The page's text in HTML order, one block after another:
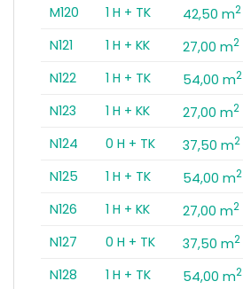
M120
1 H + TK 42,50 m2
N121
1 H + KK 27,00 m2
N122
1 H + TK 54,00 m2
N123
1 H + KK 27,00 m2
N124
0 H + TK 37,50 m2
N125
1 H + TK 54,00 m2
N126
1 H + KK 27,00 m2
N127
0 H + TK 37,50 m2
N128
1 H + TK 54,00 m2